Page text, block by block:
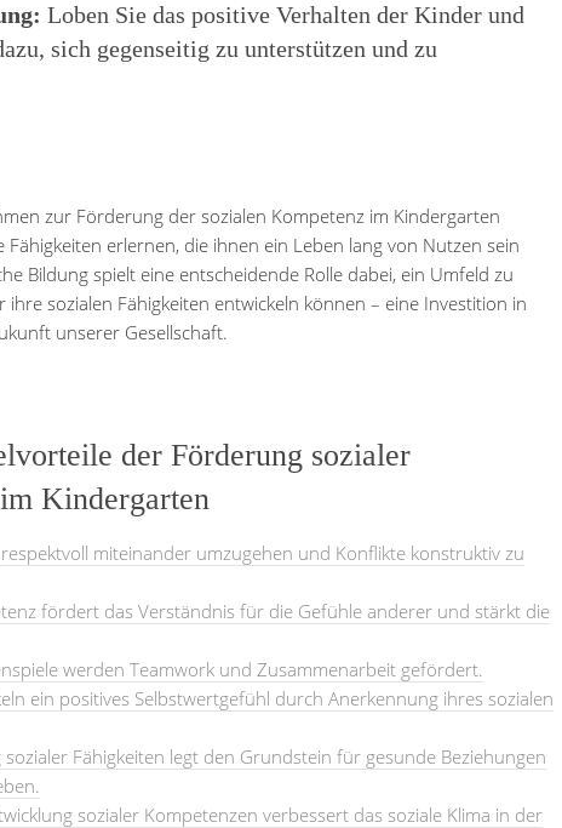
Loben Sie das positive Verhalten der Kinder und
sich gegenseitig zu unterstützen und zu
zur Förderung der sozialen Kompetenz im Kindergarten
Fähigkeiten erlernen, die ihnen ein Leben lang von Nutzen sein
Bildung spielt eine entscheidende Rolle dabei, ein Umfeld zu
ihre sozialen Fähigkeiten entwickeln können – eine Investition in
unserer Gesellschaft.
der Förderung sozialer
Kindergarten
miteinander umzugehen und Konflikte konstruktiv zu
fördert das Verständnis für die Gefühle anderer und stärkt die
werden Teamwork und Zusammenarbeit gefördert.
ein positives Selbstwertgefühl durch Anerkennung ihres sozialen
Fähigkeiten legt den Grundstein für gesunde Beziehungen
sozialer Kompetenzen verbessert das soziale Klima in der